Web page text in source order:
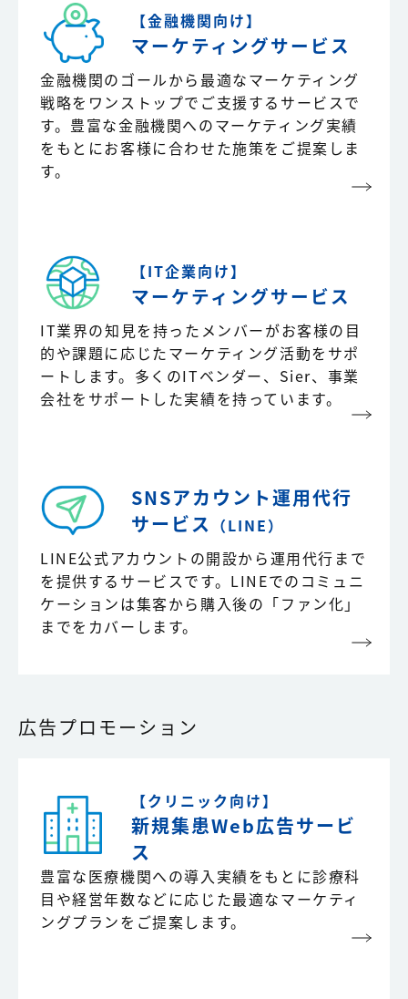
【金融機関向け】
マーケティングサービス
金融機関のゴールから最適なマーケティング
戦略をワンストップでご支援するサービスで
す。豊富な金融機関へのマーケティング実績
をもとにお客様に合わせた施策をご提案しま
す。
【IT企業向け】
マーケティングサービス
IT業界の知見を持ったメンバーがお客様の目
的や課題に応じたマーケティング活動をサポ
ートします。多くのITベンダー、Sier、事業
会社をサポートした実績を持っています。
SNSアカウント運用代行
サービス （LINE）
LINE公式アカウントの開設から運用代行まで
を提供するサービスです。LINEでのコミュニ
ケーションは集客から購入後の「ファン化」
までをカバーします。
広告プロモーション
【クリニック向け】
新規集患Web広告サービ
ス
豊富な医療機関への導入実績をもとに診療科
目や経営年数などに応じた最適なマーケティ
ングプランをご提案します。